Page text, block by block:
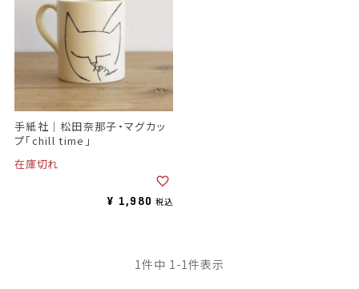
手紙社｜松田奈那子・マグカッ
プ「chill time」
在庫切れ
¥ 1,980 税込
1件中 1 -1件表示